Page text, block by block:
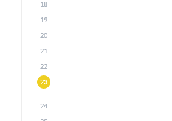
18
19
20
21
22
23
24